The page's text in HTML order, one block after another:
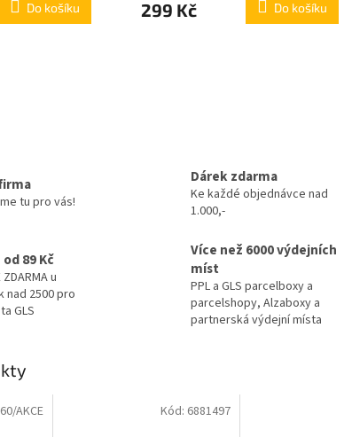
Do košíku 299 Kč Do košíku
tu pro vás!
Dárek zdarma
Ke každé objednávce nad
1.000,-
89 Kč
u
nad 2500 pro
GLS
Více než 6000 výdejních
míst
PPL a GLS parcelboxy a
parcelshopy, Alzaboxy a
partnerská výdejní místa
AKCE Kód: 6881497